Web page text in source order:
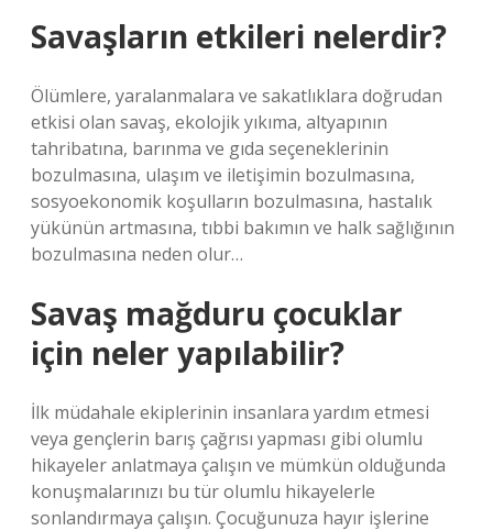
Savaşların etkileri nelerdir?
Ölümlere, yaralanmalara ve sakatlıklara doğrudan
etkisi olan savaş, ekolojik yıkıma, altyapının
tahribatına, barınma ve gıda seçeneklerinin
bozulmasına, ulaşım ve iletişimin bozulmasına,
sosyoekonomik koşulların bozulmasına, hastalık
yükünün artmasına, tıbbi bakımın ve halk sağlığının
bozulmasına neden olur…
Savaş mağduru çocuklar
için neler yapılabilir?
İlk müdahale ekiplerinin insanlara yardım etmesi
veya gençlerin barış çağrısı yapması gibi olumlu
hikayeler anlatmaya çalışın ve mümkün olduğunda
konuşmalarınızı bu tür olumlu hikayelerle
sonlandırmaya çalışın. Çocuğunuza hayır işlerine